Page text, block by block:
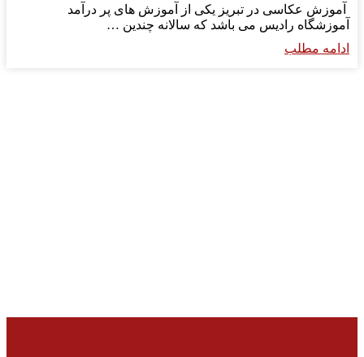
آموزش عکاسی در تبریز یکی از آموزش های پر درآمد
آموزشگاه رادیس می باشد که سالانه چندین …
ادامه مطلب